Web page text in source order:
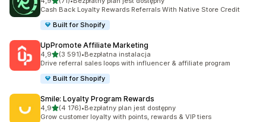
Łączna liczba recenzji: 71
Cash Back Loyalty Rewards Referrals With Native Store Credit
Built for Shopify
UpPromote Affiliate Marketing
4,9na 5 gwiazdek
(3 591)
Łączna liczba recenzji: 3591
•Bezpłatna instalacja
Drive referral sales loops with influencer & affiliate program
Built for Shopify
Smile: Loyalty Program Rewards
4,9na 5 gwiazdek
(4 176)
Łączna liczba recenzji: 4176
•Bezpłatny plan jest dostępny
Grow customer loyalty with points, rewards & VIP tiers